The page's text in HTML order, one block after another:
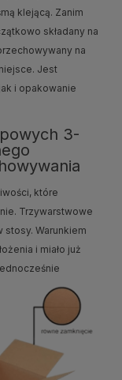
klejącą. Zanim
składany na
na
Jest
i opakowanie
3-
które
Trzywarstwowe
stosy. Warunkiem
i miało już